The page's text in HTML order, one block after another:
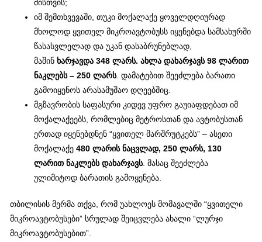
მისთვის;
იმ შემთხვევაში, თუკი მოქალაქე ყოველდღიურად
მხოლოდ ყვითელ მიკროავტობუსს იყენებდა სამსახურში
წასასვლელად და უკან დასაბრუნებლად,
მაშინხარჯავდა 348 ლარს. ახლა დახარჯავს 98 ლარით
ნაკლებს – 250 ლარს. დამატებით შეეძლება ბარათი
გამოიყენოს არასამუშაო დღეებშიც.
მგზავრობის საფასური კიდევ უფრო გაუიაფდებათ იმ
მოქალაქეებს, რომლებიც მეტროსთან და ავტობუსთან
ერთად იყენებდნენ “ყვითელ მარშრუტკებს” – ასეთი
მოქალაქე480 ლარის ნაცვლად, 250 ლარს, 130
ლარით ნაკლებს დახარჯავს. მასაც შეეძლება
ულიმიტოდ ბარათის გამოყენება.
თბილისის მერმა თქვა, რომ უახლოეს მომავალში “ყვითელი
მიკროავტობუსები” სრულად შეიცვლება ახალი “ლურჯი
მიკროავტობუსებით”.